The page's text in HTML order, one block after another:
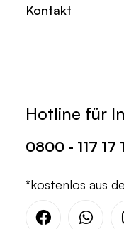
Kontakt
Hotline für
0800 - 117 17
*kostenlos aus